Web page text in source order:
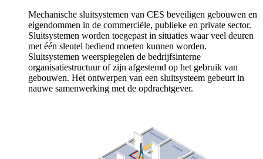
Mechanische sluitsystemen van CES beveiligen gebouwen en
eigendommen in de commerciële, publieke en private sector.
Sluitsystemen worden toegepast in situaties waar veel deuren
met één sleutel bediend moeten kunnen worden.
Sluitsystemen weerspiegelen de bedrijfsinterne
organisatiestructuur of zijn afgestemd op het gebruik van
gebouwen. Het ontwerpen van een sluitsysteem gebeurt in
nauwe samenwerking met de opdrachtgever.